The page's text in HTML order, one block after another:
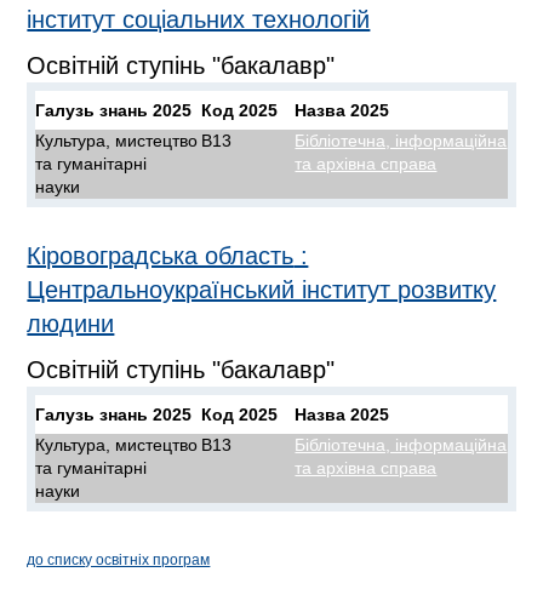
інститут соціальних технологій
Освітній ступінь "бакалавр"
Галузь знань 2025 Код 2025
Назва 2025
Культура, мистецтво
та гуманітарні
науки
B13
Бібліотечна, інформаційна
та архівна справа
Кіровоградська область :
Центральноукраїнський інститут розвитку
людини
Освітній ступінь "бакалавр"
Галузь знань 2025 Код 2025
Назва 2025
Культура, мистецтво
та гуманітарні
науки
B13
Бібліотечна, інформаційна
та архівна справа
до списку освітніх програм